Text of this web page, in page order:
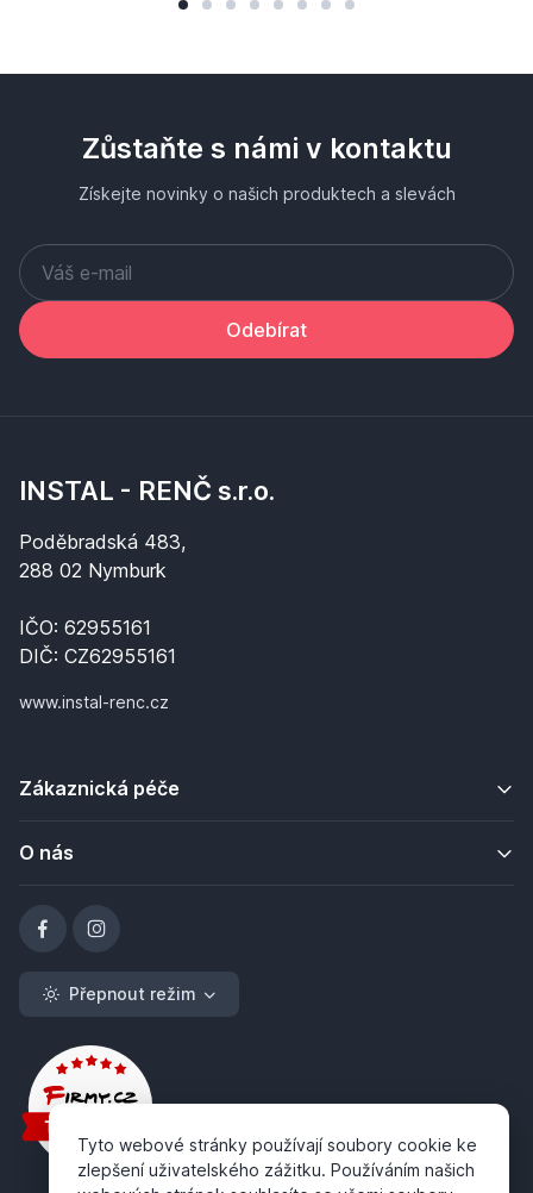
Zůstaňte s námi v kontaktu
Získejte novinky o našich produktech a slevách
Odebírat
INSTAL - RENČ s.r.o.
Poděbradská 483,
288 02 Nymburk
IČO: 62955161
DIČ: CZ62955161
www.instal-renc.cz
Zákaznická péče
O nás
Přepnout režim
Tyto webové stránky používají soubory cookie ke
zlepšení uživatelského zážitku. Používáním našich